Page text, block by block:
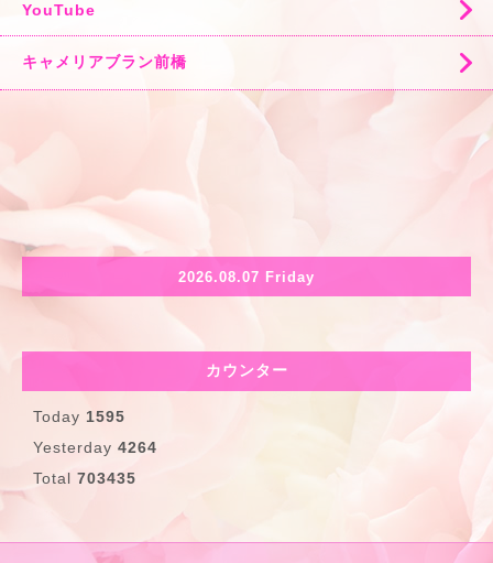
YouTube
キャメリアブラン前橋
2026.08.07 Friday
カウンター
Today 1595
Yesterday 4264
Total 703435